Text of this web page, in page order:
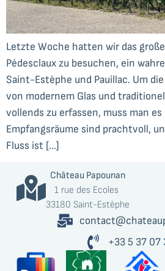
Letzte Woche hatten wir das
Pédesclaux zu besuchen, ein
Saint-Estèphe und Pauillac. Um
von modernem Glas und
vollends zu erfassen, muss man
Empfangsräume sind prachtvoll,
Fluss ist […]
Château Papounan
1 rue des Ecoles
33180 Saint-Estèphe
+33 5 37 07